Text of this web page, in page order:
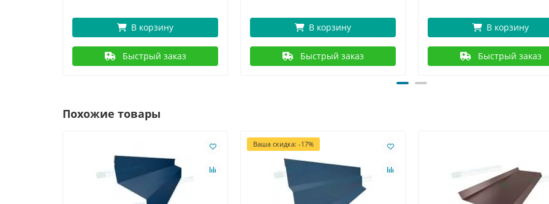
В корзину
Быстрый заказ
В корзину
Быстрый заказ
В корзину
Быстрый заказ
Похожие товары
Ваша скидка: -17%